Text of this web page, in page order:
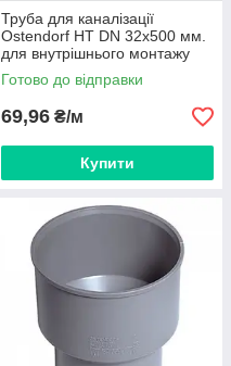
Труба для каналізації
Ostendorf HT DN 32x500 мм.
для внутрішнього монтажу
(Німеччина)
Готово до відправки
69,96 ₴/м
Купити